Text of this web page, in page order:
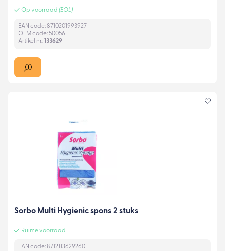
Op voorraad (EOL)
EAN code: 8710201993927
OEM code: 50056
Artikel nr.:133629
Sorbo Multi Hygienic spons 2 stuks
Ruime voorraad
EAN code: 8712113629260